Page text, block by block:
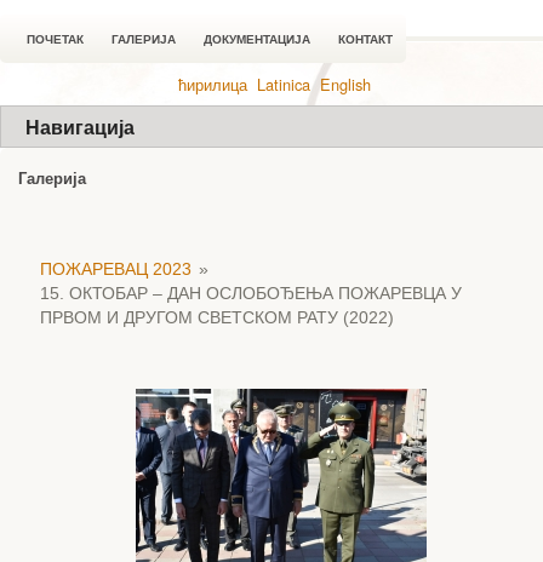
ПОЧЕТАК ГАЛЕРИЈА ДОКУМЕНТАЦИЈА КОНТАКТ
ћирилица Latinica English
Навигација
Галерија
ПОЖАРЕВАЦ 2023 »
15. ОКТОБАР – ДАН ОСЛОБОЂЕЊА ПОЖАРЕВЦА У
ПРВОМ И ДРУГОМ СВЕТСКОМ РАТУ (2022)